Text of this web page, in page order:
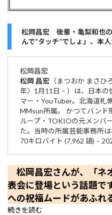
松岡昌宏 後輩・亀梨和也
んで“タッチ”でしょ」、本
松岡昌宏
松岡 昌宏 （まつおか まさ
年〉1月11日 – ）は、日本の
マー・YouTuber。北海道札
MMsun所属。 かつてバンド
ループ・TOKIOの元メンバ
た。当時の所属芸能事務所
70キロバイト (7,962 語) –
松岡昌宏さんが、「ネ
表会に登場という話題で
への祝福ムードがあふれ
続きを読む